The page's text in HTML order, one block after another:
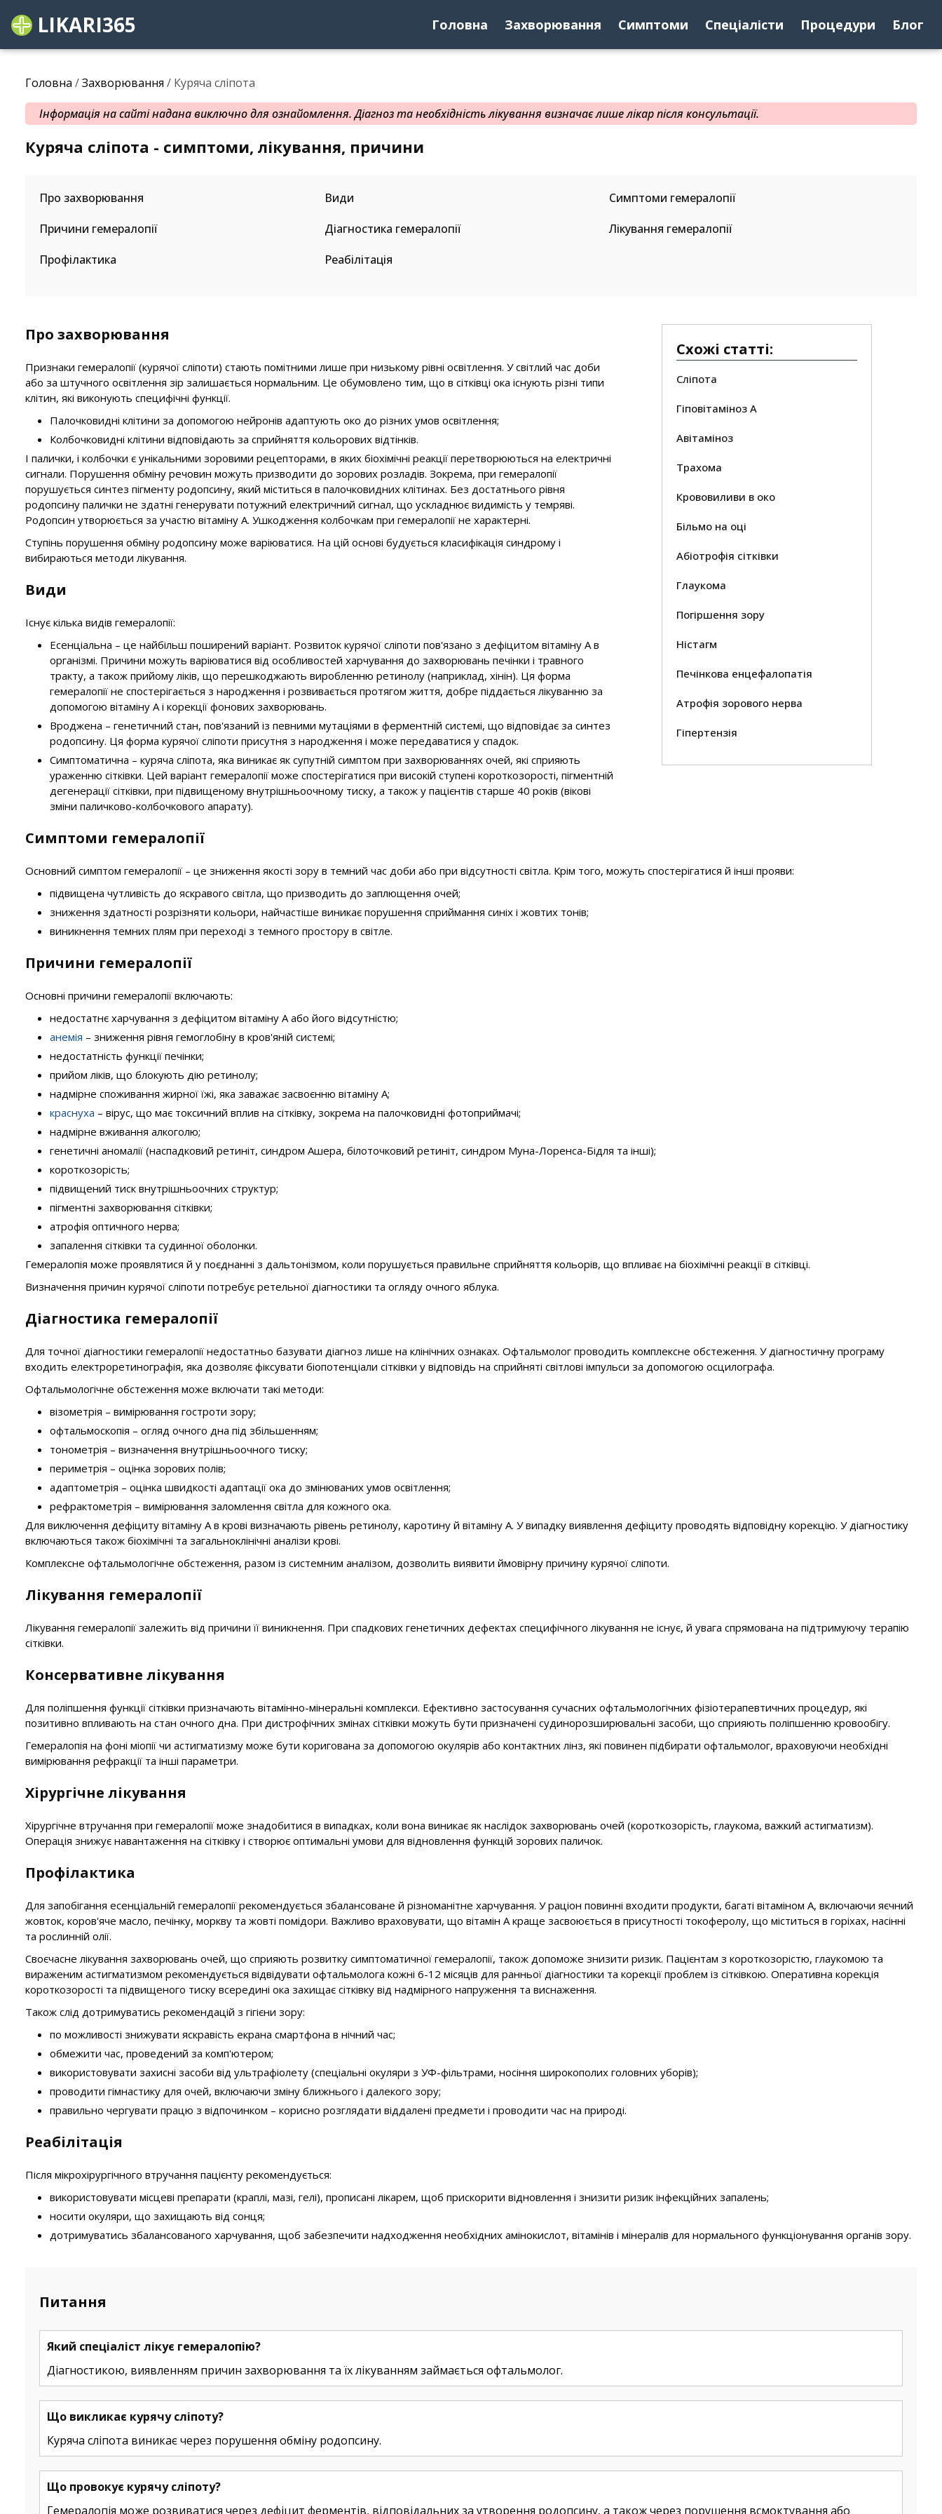
LIKARI365 Головна Захворювання Симптоми Спеціалісти Процедури Блог
Головна /Захворювання / Куряча сліпота
Інформація на сайті надана виключно для ознайомлення. Діагноз та необхідність лікування визначає лише лікар після консультації.
Куряча сліпота - симптоми, лікування, причини
Про захворювання Види
Симптоми гемералопії
Причини гемералопії
Діагностика гемералопії
Лікування гемералопії
Профілактика
Реабілітація
Схожі статті:
Сліпота
Гіповітаміноз А
Авітаміноз
Трахома
Крововиливи в око
Більмо на оці
Абіотрофія сітківки
Глаукома
Погіршення зору
Ністагм
Печінкова енцефалопатія
Атрофія зорового нерва
Гіпертензія
Про захворювання
Признаки гемералопії (курячої сліпоти) стають помітними лише при низькому рівні освітлення. У світлий час доби
або за штучного освітлення зір залишається нормальним. Це обумовлено тим, що в сітківці ока існують різні типи
клітин, які виконують специфічні функції.
Палочковидні клітини за допомогою нейронів адаптують око до різних умов освітлення;
Колбочковидні клітини відповідають за сприйняття кольорових відтінків.
І палички, і колбочки є унікальними зоровими рецепторами, в яких біохімічні реакції перетворюються на електричні
сигнали. Порушення обміну речовин можуть призводити до зорових розладів. Зокрема, при гемералопії
порушується синтез пігменту родопсину, який міститься в палочковидних клітинах. Без достатнього рівня
родопсину палички не здатні генерувати потужний електричний сигнал, що ускладнює видимість у темряві.
Родопсин утворюється за участю вітаміну А. Ушкодження колбочкам при гемералопії не характерні.
Ступінь порушення обміну родопсину може варіюватися. На цій основі будується класифікація синдрому і
вибираються методи лікування.
Види
Існує кілька видів гемералопії:
Есенціальна – це найбільш поширений варіант. Розвиток курячої сліпоти пов'язано з дефіцитом вітаміну А в
організмі. Причини можуть варіюватися від особливостей харчування до захворювань печінки і травного
тракту, а також прийому ліків, що перешкоджають виробленню ретинолу (наприклад, хінін). Ця форма
гемералопії не спостерігається з народження і розвивається протягом життя, добре піддається лікуванню за
допомогою вітаміну А і корекції фонових захворювань.
Вроджена – генетичний стан, пов'язаний із певними мутаціями в ферментній системі, що відповідає за синтез
родопсину. Ця форма курячої сліпоти присутня з народження і може передаватися у спадок.
Симптоматична – куряча сліпота, яка виникає як супутній симптом при захворюваннях очей, які сприяють
ураженню сітківки. Цей варіант гемералопії може спостерігатися при високій ступені короткозорості, пігментній
дегенерації сітківки, при підвищеному внутрішньоочному тиску, а також у пацієнтів старше 40 років (вікові
зміни паличково-колбочкового апарату).
Симптоми гемералопії
Основний симптом гемералопії – це зниження якості зору в темний час доби або при відсутності світла. Крім того, можуть спостерігатися й інші прояви:
підвищена чутливість до яскравого світла, що призводить до заплющення очей;
зниження здатності розрізняти кольори, найчастіше виникає порушення сприймання синіх і жовтих тонів;
виникнення темних плям при переході з темного простору в світле.
Причини гемералопії
Основні причини гемералопії включають:
недостатнє харчування з дефіцитом вітаміну А або його відсутністю;
анемія – зниження рівня гемоглобіну в кров'яній системі;
недостатність функції печінки;
прийом ліків, що блокують дію ретинолу;
надмірне споживання жирної їжі, яка заважає засвоєнню вітаміну А;
краснуха – вірус, що має токсичний вплив на сітківку, зокрема на палочковидні фотоприймачі;
надмірне вживання алкоголю;
генетичні аномалії (наспадковий ретиніт, синдром Ашера, білоточковий ретиніт, синдром Муна-Лоренса-Бідля та інші);
короткозорість;
підвищений тиск внутрішньоочних структур;
пігментні захворювання сітківки;
атрофія оптичного нерва;
запалення сітківки та судинної оболонки.
Гемералопія може проявлятися й у поєднанні з дальтонізмом, коли порушується правильне сприйняття кольорів, що впливає на біохімічні реакції в сітківці.
Визначення причин курячої сліпоти потребує ретельної діагностики та огляду очного яблука.
Діагностика гемералопії
Для точної діагностики гемералопії недостатньо базувати діагноз лише на клінічних ознаках. Офтальмолог проводить комплексне обстеження. У діагностичну програму
входить електроретинографія, яка дозволяє фіксувати біопотенціали сітківки у відповідь на сприйняті світлові імпульси за допомогою осцилографа.
Офтальмологічне обстеження може включати такі методи:
візометрія – вимірювання гостроти зору;
офтальмоскопія – огляд очного дна під збільшенням;
тонометрія – визначення внутрішньоочного тиску;
периметрія – оцінка зорових полів;
адаптометрія – оцінка швидкості адаптації ока до змінюваних умов освітлення;
рефрактометрія – вимірювання заломлення світла для кожного ока.
Для виключення дефіциту вітаміну А в крові визначають рівень ретинолу, каротину й вітаміну А. У випадку виявлення дефіциту проводять відповідну корекцію. У діагностику
включаються також біохімічні та загальноклінічні аналізи крові.
Комплексне офтальмологічне обстеження, разом із системним аналізом, дозволить виявити ймовірну причину курячої сліпоти.
Лікування гемералопії
Лікування гемералопії залежить від причини її виникнення. При спадкових генетичних дефектах специфічного лікування не існує, й увага спрямована на підтримуючу терапію
сітківки.
Консервативне лікування
Для поліпшення функції сітківки призначають вітамінно-мінеральні комплекси. Ефективно застосування сучасних офтальмологічних фізіотерапевтичних процедур, які
позитивно впливають на стан очного дна. При дистрофічних змінах сітківки можуть бути призначені судинорозширювальні засоби, що сприяють поліпшенню кровообігу.
Гемералопія на фоні міопії чи астигматизму може бути коригована за допомогою окулярів або контактних лінз, які повинен підбирати офтальмолог, враховуючи необхідні
вимірювання рефракції та інші параметри.
Хірургічне лікування
Хірургічне втручання при гемералопії може знадобитися в випадках, коли вона виникає як наслідок захворювань очей (короткозорість, глаукома, важкий астигматизм).
Операція знижує навантаження на сітківку і створює оптимальні умови для відновлення функцій зорових паличок.
Профілактика
Для запобігання есенціальній гемералопії рекомендується збалансоване й різноманітне харчування. У раціон повинні входити продукти, багаті вітаміном А, включаючи яєчний
жовток, коров'яче масло, печінку, моркву та жовті помідори. Важливо враховувати, що вітамін А краще засвоюється в присутності токоферолу, що міститься в горіхах, насінні
та рослинній олії.
Своєчасне лікування захворювань очей, що сприяють розвитку симптоматичної гемералопії, також допоможе знизити ризик. Пацієнтам з короткозорістю, глаукомою та
вираженим астигматизмом рекомендується відвідувати офтальмолога кожні 6-12 місяців для ранньої діагностики та корекції проблем із сітківкою. Оперативна корекція
короткозорості та підвищеного тиску всередині ока захищає сітківку від надмірного напруження та виснаження.
Також слід дотримуватись рекомендацій з гігієни зору:
по можливості знижувати яскравість екрана смартфона в нічний час;
обмежити час, проведений за комп'ютером;
використовувати захисні засоби від ультрафіолету (спеціальні окуляри з УФ-фільтрами, носіння широкополих головних уборів);
проводити гімнастику для очей, включаючи зміну ближнього і далекого зору;
правильно чергувати працю з відпочинком – корисно розглядати віддалені предмети і проводити час на природі.
Реабілітація
Після мікрохірургічного втручання пацієнту рекомендується:
використовувати місцеві препарати (краплі, мазі, гелі), прописані лікарем, щоб прискорити відновлення і знизити ризик інфекційних запалень;
носити окуляри, що захищають від сонця;
дотримуватись збалансованого харчування, щоб забезпечити надходження необхідних амінокислот, вітамінів і мінералів для нормального функціонування органів зору.
Питання
Який спеціаліст лікує гемералопію?
Діагностикою, виявленням причин захворювання та їх лікуванням займається офтальмолог.
Що викликає курячу сліпоту?
Куряча сліпота виникає через порушення обміну родопсину.
Що провокує курячу сліпоту?
Гемералопія може розвиватися через дефіцит ферментів, відповідальних за утворення родопсину, а також через порушення всмоктування або